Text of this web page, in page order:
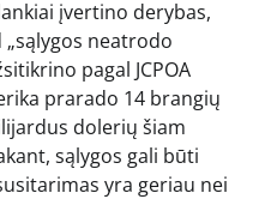
įvertino derybas,
neatrodo
pagal JCPOA
prarado 14 brangių
dolerių šiam
sąlygos gali būti
yra geriau nei